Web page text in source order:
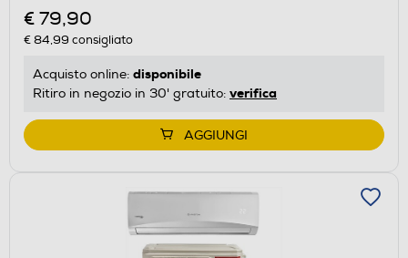
€ 79,90
€ 84,99 consigliato
Acquisto online: disponibile
Ritiro in negozio in 30' gratuito: verifica
AGGIUNGI